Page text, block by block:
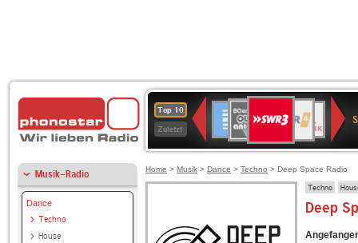
Top 10
Zuletzt
Deutschlandfunk
80er
90er
OLDIE
ANTENNE
4
KLASSIK
SWR
Kultur
NDR
2
Musik-Radio
Dance
Techno
House
Home > Musik > Dance > Techno > Deep Space Radio
Techno
Deep